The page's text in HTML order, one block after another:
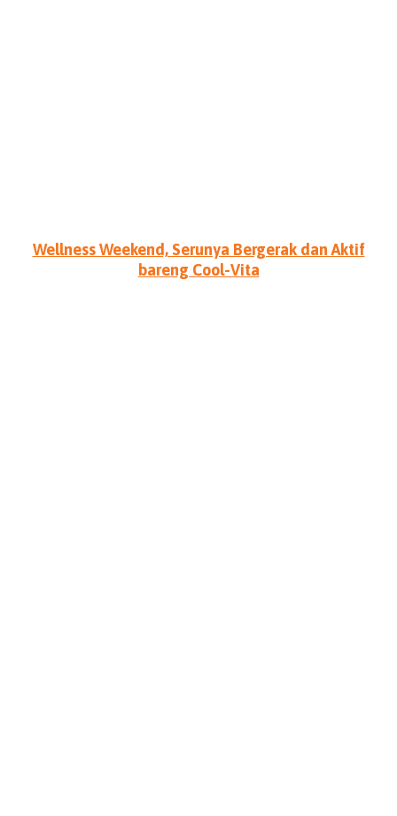
Wellness Weekend, Serunya Bergerak dan Aktif
bareng Cool-Vita